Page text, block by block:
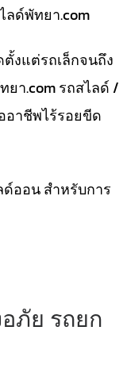
ด์พัทยา.com
งแต่รถเล็กจนถึง
า.com รถสไลด์ /
อาชีพไร้รอยขีด
ออน สำหรับการ
ภัย รถยก